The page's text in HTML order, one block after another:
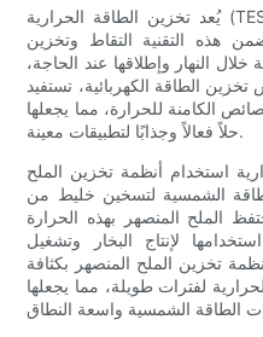
يُعد تخزين الطاقة الحرارية (TES) نهجًا رائدًا آخر يكتسب زخمًا في
هذه التقنية التقاط وتخزين
النهار وإطلاقها عند الحاجة،
الطاقة الكهربائية، تستفيد
الكامنة للحرارة، مما يجعلها
حلاً فعالاً وجذابًا لتطبيقات معينة.
استخدام أنظمة تخزين الملح
الشمسية لتسخين خليط من
الملح المنصهر بهذه الحرارة
لإنتاج البخار وتشغيل
تخزين الملح المنصهر بكثافة
لفترات طويلة، مما يجعلها